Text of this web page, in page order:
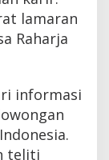
lamaran
Raharja
informasi
teliti